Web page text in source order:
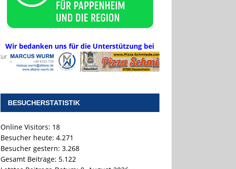
Wir bedanken uns für die Unterstützung bei
BESUCHERSTATISTIK
Online Visitors: 18
Besucher heute: 4.271
Besucher gestern: 3.268
Gesamt Beiträge: 5.122